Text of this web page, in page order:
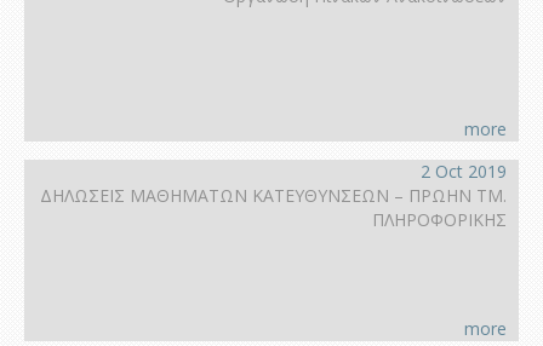
more
2 Oct 2019
ΔΗΛΩΣΕΙΣ ΜΑΘΗΜΑΤΩΝ ΚΑΤΕΥΘΥΝΣΕΩΝ – ΠΡΩΗΝ ΤΜ.
ΠΛΗΡΟΦΟΡΙΚΗΣ
more